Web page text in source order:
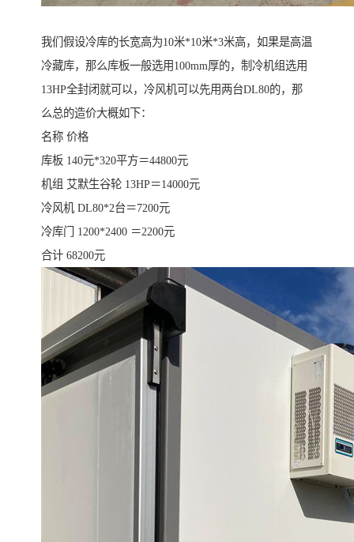
我们假设冷库的长宽高为10米*10米*3米高，如果是高温
冷藏库，那么库板一般选用100mm厚的，制冷机组选用
13HP全封闭就可以，冷风机可以先用两台DL80的，那
么总的造价大概如下：
名称 价格
库板 140元*320平方＝44800元
机组 艾默生谷轮 13HP＝14000元
冷风机 DL80*2台＝7200元
冷库门 1200*2400 ＝2200元
合计 68200元